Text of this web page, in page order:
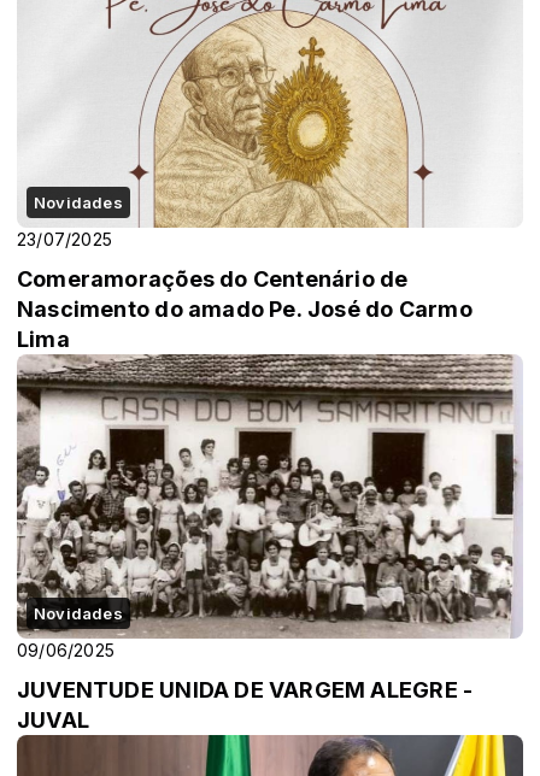
Novidades
23/07/2025
Comeramorações do Centenário de
Nascimento do amado Pe. José do Carmo
Lima
Novidades
09/06/2025
JUVENTUDE UNIDA DE VARGEM ALEGRE -
JUVAL